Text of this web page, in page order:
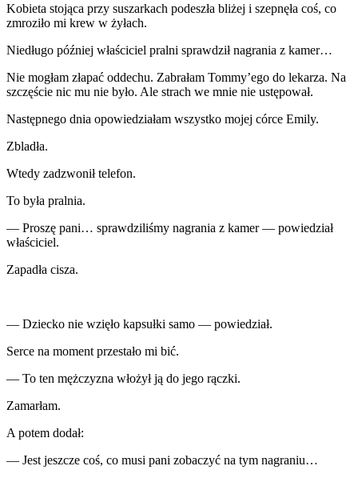
Kobieta stojąca przy suszarkach podeszła bliżej i szepnęła coś, co
zmroziło mi krew w żyłach.
Niedługo później właściciel pralni sprawdził nagrania z kamer…
Nie mogłam złapać oddechu. Zabrałam Tommy’ego do lekarza. Na
szczęście nic mu nie było. Ale strach we mnie nie ustępował.
Następnego dnia opowiedziałam wszystko mojej córce Emily.
Zbladła.
Wtedy zadzwonił telefon.
To była pralnia.
— Proszę pani… sprawdziliśmy nagrania z kamer — powiedział
właściciel.
Zapadła cisza.
— Dziecko nie wzięło kapsułki samo — powiedział.
Serce na moment przestało mi bić.
— To ten mężczyzna włożył ją do jego rączki.
Zamarłam.
A potem dodał:
— Jest jeszcze coś, co musi pani zobaczyć na tym nagraniu…